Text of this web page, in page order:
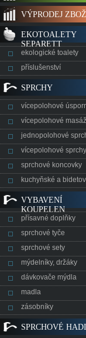
VÝPRODEJ
EKOTOALETY
SEPARETT
ekologické toalety
příslušenství
SPRCHY
vícepolohové
vícepolohové
jednopolohové
vícepolohové
sprchové koncovky
kuchyňské a
VYBAVENÍ
KOUPELEN
přísavné doplňky
sprchové tyče
sprchové sety
mýdelníky, držáky
dávkovače mýdla
madla
zásobníky
SPRCHOVÉ